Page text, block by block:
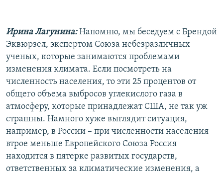
Ирина Лагунина:Напомню, мы беседуем с Брендой
Эквюрзел, экспертом Союза небезразличных
ученых, которые занимаются проблемами
изменения климата. Если посмотреть на
численность населения, то эти 25 процентов от
общего объема выбросов углекислого газа в
атмосферу, которые принадлежат США, не так уж
страшны. Намного хуже выглядит ситуация,
например, в России – при численности населения
втрое меньше Европейского Союза Россия
находится в пятерке развитых государств,
ответственных за климатические изменения, а